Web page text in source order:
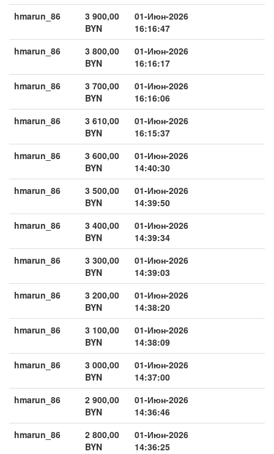
hmarun_86
3 900,00
BYN
01-Июн-2026
16:16:47
hmarun_86
3 800,00
BYN
01-Июн-2026
16:16:17
hmarun_86
3 700,00
BYN
01-Июн-2026
16:16:06
hmarun_86
3 610,00
BYN
01-Июн-2026
16:15:37
hmarun_86
3 600,00
BYN
01-Июн-2026
14:40:30
hmarun_86
3 500,00
BYN
01-Июн-2026
14:39:50
hmarun_86
3 400,00
BYN
01-Июн-2026
14:39:34
hmarun_86
3 300,00
BYN
01-Июн-2026
14:39:03
hmarun_86
3 200,00
BYN
01-Июн-2026
14:38:20
hmarun_86
3 100,00
BYN
01-Июн-2026
14:38:09
hmarun_86
3 000,00
BYN
01-Июн-2026
14:37:00
hmarun_86
2 900,00
BYN
01-Июн-2026
14:36:46
hmarun_86
2 800,00
BYN
01-Июн-2026
14:36:25